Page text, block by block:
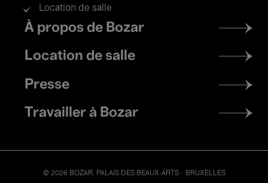
Location de salle
Footer
menu
À propos de Bozar
Location de salle
Presse
Travailler à Bozar
© 2026 BOZAR. PALAIS DES BEAUX-ARTS - BRUXELLES